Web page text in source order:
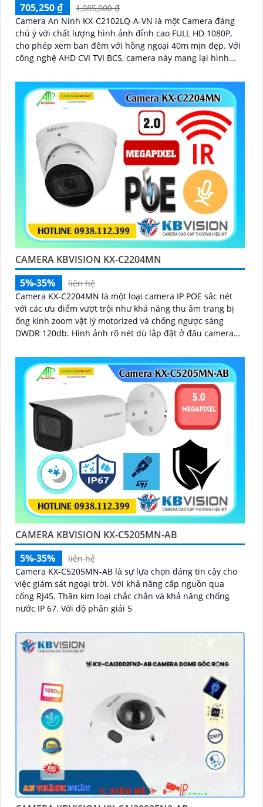
705,250 ₫
1,085,000 ₫
Camera An Ninh KX-C2102LQ-A-VN là một Camera đáng
chú ý với chất lượng hình ảnh đỉnh cao FULL HD 1080P,
cho phép xem ban đêm với hồng ngoại 40m mịn đẹp. Với
công nghệ AHD CVI TVI BCS, camera này mang lại hình
CAMERA KBVISION KX-C2204MN
5%-35%
liên hệ
Camera KX-C2204MN là một loại camera IP POE sắc nét
với các ưu điểm vượt trội như khả năng thu âm trang bị
ống kính zoom vật lý motorized và chống ngược sáng
DWDR 120db. Hình ảnh rõ nét dù lắp đặt ở đâu camera
CAMERA KBVISION KX-C5205MN-AB
5%-35%
liên hệ
Camera KX-C5205MN-AB là sự lựa chọn đáng tin cậy cho
việc giám sát ngoại trời. Với khả năng cấp nguồn qua
cổng RJ45. Thân kim loại chắc chắn và khả năng chống
nước IP 67. Với độ phân giải 5